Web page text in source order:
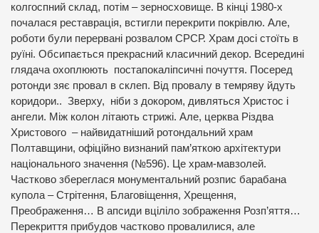
колгоспний склад, потім – зерносховище. В кінці 1980-х
почалася реставрація, встигли перекрити покрівлю. Але,
роботи були перервані розвалом СРСР. Храм досі стоїть в
руїні. Обсипається прекрасний класичний декор. Всередині
глядача охоплюють постапокаліпсичні почуття. Посеред
ротонди зяє провал в склеп. Від провалу в темряву йдуть
коридори.. Зверху, ніби з докором, дивляться Христос і
ангели. Між колон літають стрижі. Але, церква Різдва
Христового – найвидатніший ротондальний храм
Полтавщини, офіційно визнаний пам’яткою архітектури
національного значення (№596). Це храм-мавзолей.
Частково збереглася монументальний розпис барабана
купола – Стрітення, Благовіщення, Хрещення,
Преображення… В апсиди вціліло зображення Розп’яття…
Перекриття прибудов частково провалилися, але